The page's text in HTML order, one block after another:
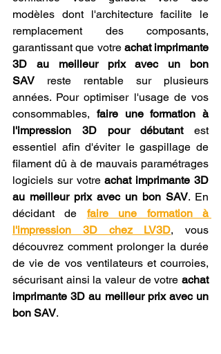
modèles dont l'architecture facilite le
remplacement des composants,
garantissant que votre achat imprimante
3D au meilleur prix avec un bon
SAV reste rentable sur plusieurs
années. Pour optimiser l'usage de vos
consommables, faire une formation à
l'impression 3D pour débutant est
essentiel afin d'éviter le gaspillage de
filament dû à de mauvais paramétrages
logiciels sur votre achat imprimante 3D
au meilleur prix avec un bon SAV. En
décidant de faire une formation à
l'impression 3D chez LV3D, vous
découvrez comment prolonger la durée
de vie de vos ventilateurs et courroies,
sécurisant ainsi la valeur de votre achat
imprimante 3D au meilleur prix avec un
bon SAV.